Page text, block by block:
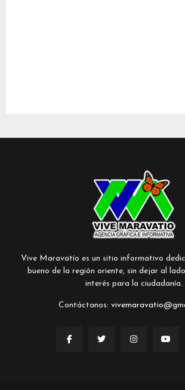
Vive Maravatío es un sitio informativo
bueno de la región oriente, sin dejar al
interés para la ciudadanía.
Contáctanos: